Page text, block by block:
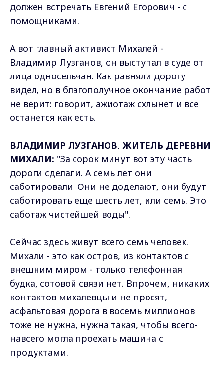
должен встречать Евгений Егорович - с
помощниками.
А вот главный активист Михалей -
Владимир Лузганов, он выступал в суде от
лица односельчан. Как равняли дорогу
видел, но в благополучное окончание работ
не верит: говорит, ажиотаж схлынет и все
останется как есть.
ВЛАДИМИР ЛУЗГАНОВ, ЖИТЕЛЬ ДЕРЕВНИ
МИХАЛИ: "За сорок минут вот эту часть
дороги сделали. А семь лет они
саботировали. Они не доделают, они будут
саботировать еще шесть лет, или семь. Это
саботаж чистейшей воды".
Сейчас здесь живут всего семь человек.
Михали - это как остров, из контактов с
внешним миром - только телефонная
будка, сотовой связи нет. Впрочем, никаких
контактов михалевцы и не просят,
асфальтовая дорога в восемь миллионов
тоже не нужна, нужна такая, чтобы всего-
навсего могла проехать машина с
продуктами.